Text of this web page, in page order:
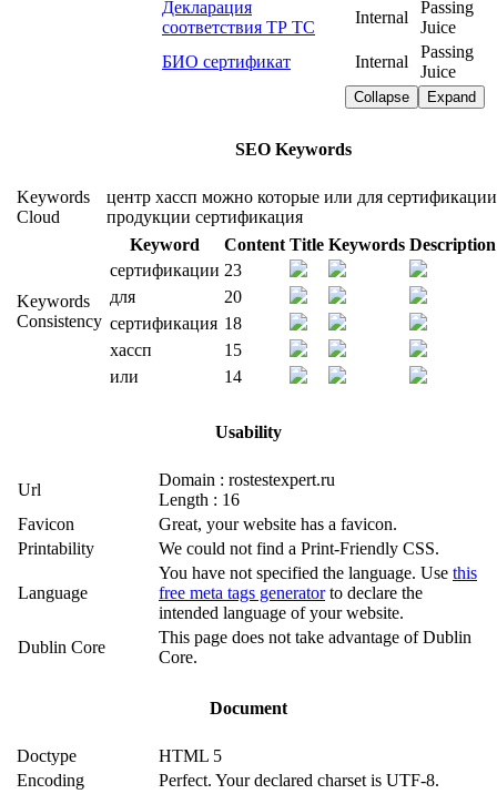
Декларация
соответствия ТР ТС
Internal
Passing
Juice
БИО сертификат
Internal
Passing
Juice
Expand
Collapse
SEO Keywords
Keywords
Cloud
центр хассп можно которые или для сертификации
продукции сертификация
Keywords
Consistency
Keyword Content Title Keywords Description
сертификации 23
для
20
сертификация 18
хассп
15
или
14
Usability
Url
Domain : rostestexpert.ru
Length : 16
Favicon
Great, your website has a favicon.
Printability
We could not find a Print-Friendly CSS.
Language
You have not specified the language. Use this
free meta tags generatorto declare the
intended language of your website.
Dublin Core
This page does not take advantage of Dublin
Core.
Document
Doctype
HTML 5
Encoding
Perfect. Your declared charset is UTF-8.